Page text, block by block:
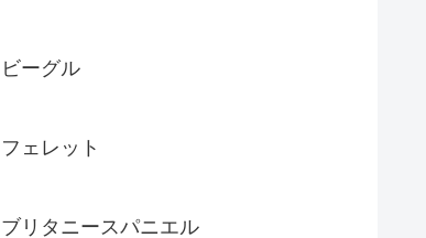
ビーグル
フェレット
ブリタニースパニエル